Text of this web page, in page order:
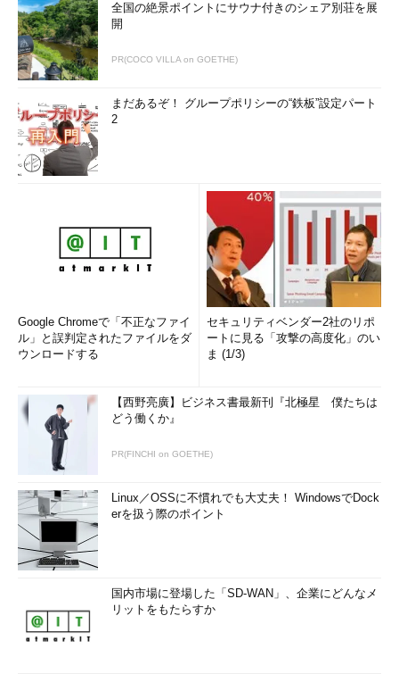
全国の絶景ポイントにサウナ付きのシェア別荘を展
開
PR(COCO VILLA on GOETHE)
まだあるぞ！ グループポリシーの“鉄板”設定パート
2
Google Chromeで「不正なファイ
ル」と誤判定されたファイルをダ
ウンロードする
セキュリティベンダー2社のリポ
ートに見る「攻撃の高度化」のい
ま (1/3)
【西野亮廣】ビジネス書最新刊『北極星 僕たちは
どう働くか』
PR(FINCHI on GOETHE)
Linux／OSSに不慣れでも大丈夫！ WindowsでDock
erを扱う際のポイント
国内市場に登場した「SD-WAN」、企業にどんなメ
リットをもたらすか